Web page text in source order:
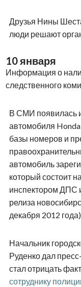
Друзья Нины
люди решают
10 января
Информация о
следственного
В СМИ появилась
автомобиля Honda
базы номеров и
автомобиль
который состоит
инспектором ДПС
релиза
декабря 2012
Начальник
Руденко дал
стал отрицать
сотруднику